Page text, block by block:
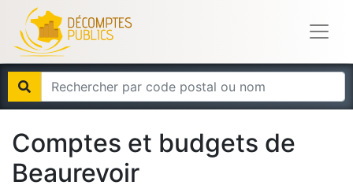
Comptes et budgets de
Beaurevoir